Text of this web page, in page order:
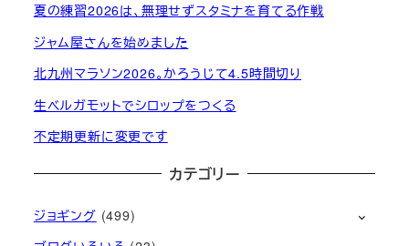
夏の練習2026は、無理せずスタミナを育てる作戦
ジャム屋さんを始めました
北九州マラソン2026。かろうじて4.5時間切り
生ベルガモットでシロップをつくる
不定期更新に変更です
カテゴリー
ジョギング (499)